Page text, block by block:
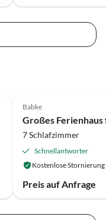
Babke
7 Schlafzimmer
Schnellantworter
Kostenlose Stornierung
Preis auf Anfrage